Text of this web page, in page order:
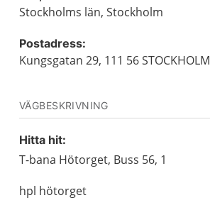
Stockholms län, Stockholm
Postadress:
Kungsgatan 29, 111 56 STOCKHOLM
VÄGBESKRIVNING
Hitta hit:
T-bana Hötorget, Buss 56, 1
hpl hötorget